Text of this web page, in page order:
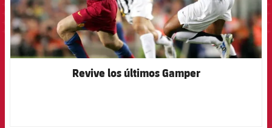
Revive los últimos Gamper